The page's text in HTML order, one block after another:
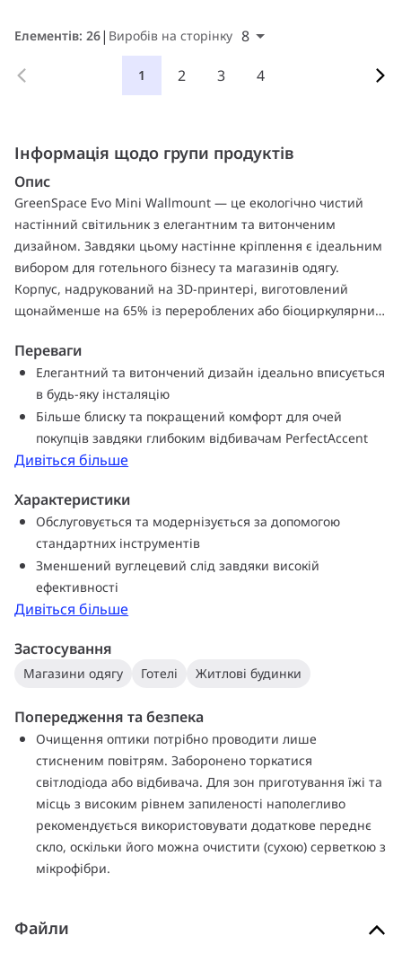
Елементів: 26 Виробів на сторінку 8
1 2 3 4
Інформація щодо групи продуктів
Опис
GreenSpace Evo Mini Wallmount — це екологічно чистий
настінний світильник з елегантним та витонченим
дизайном. Завдяки цьому настінне кріплення є ідеальним
вибором для готельного бізнесу та магазинів одягу.
Корпус, надрукований на 3D-принтері, виготовлений
щонайменше на 65% із перероблених або біоциркулярних
Завдяки конструкції, що відповідає вимогам циркулярної
економіки, світильник можна модернізувати, повторно
використовувати, повністю обслуговувати та переробляти.
У поєднанні з високою енергоефективністю це робить
настінне кріплення GreenSpace Evo Mini екологічним
вибором. Нові глибокі відбивачі PerfectAccent
покращеним комфортом для очей покупця. Подальше
налаштування кольорів та текстур можливе за допомогою
Philips MyCreation.
Переваги
Елегантний та витончений дизайн ідеально вписується
в будь-яку інсталяцію
Більше блиску та покращений комфорт для очей
покупців завдяки глибоким відбивачам PerfectAccent
Дивіться більше
Характеристики
Обслуговується та модернізується за допомогою
стандартних інструментів
Зменшений вуглецевий слід завдяки високій
ефективності
Дивіться більше
Застосування
Магазини одягу Готелі Житлові будинки
Попередження та безпека
Очищення оптики потрібно проводити лише
стисненим повітрям. Заборонено торкатися
світлодіода або відбивача. Для зон приготування їжі та
місць з високим рівнем запиленості наполегливо
рекомендується використовувати додаткове переднє
скло, оскільки його можна очистити (сухою) серветкою з
мікрофібри.
Файли